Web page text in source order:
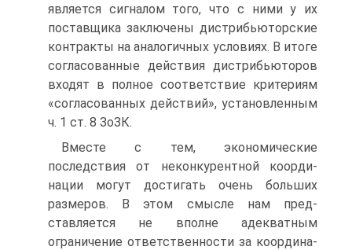
явля­ется сигналом того, что с ними у их
поставщика заключены дистрибьютор­ские
контракты на аналогичных условиях. В итоге
согласованные действия дистрибьюторов
входят в полное соответствие критериям
«согласованных действий», установленным
ч. 1 ст. 8 ЗоЗК.
Вместе с тем, экономические
последствия от неконкурентной коорди­
нации могут достигать очень больших
размеров. В этом смысле нам пред­
ставляется не вполне адекватным
ограничение ответственности за координа­